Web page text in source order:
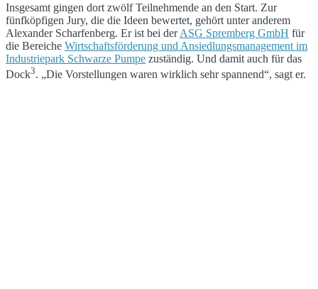
Insgesamt gingen dort zwölf Teilnehmende an den Start. Zur
fünfköpfigen Jury, die die Ideen bewertet, gehört unter anderem
Alexander Scharfenberg. Er ist bei derASG Spremberg GmbH für
die Bereiche Wirtschaftsförderung und Ansiedlungsmanagement im
Industriepark Schwarze Pumpe zuständig. Und damit auch für das
Dock3. „Die Vorstellungen waren wirklich sehr spannend“, sagt er.